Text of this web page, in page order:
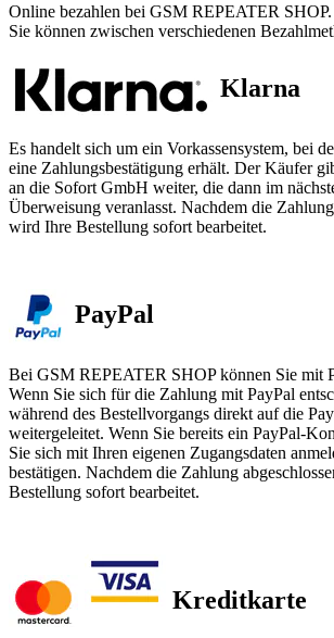
Online bezahlen bei GSM REPEATER
Sie können zwischen verschiedenen
Klarna
Es handelt sich um ein Vorkassensystem, bei
eine Zahlungsbestätigung erhält. Der Käufer
an die Sofort GmbH weiter, die dann im
Überweisung veranlasst. Nachdem die
wird Ihre Bestellung sofort bearbeitet.
PayPal
Bei GSM REPEATER SHOP können Sie mit
Wenn Sie sich für die Zahlung mit PayPal
während des Bestellvorgangs direkt auf die
weitergeleitet. Wenn Sie bereits ein PayPal-
Sie sich mit Ihren eigenen Zugangsdaten
bestätigen. Nachdem die Zahlung
Bestellung sofort bearbeitet.
Kreditkarte